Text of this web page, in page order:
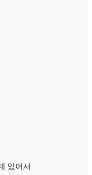
있어서